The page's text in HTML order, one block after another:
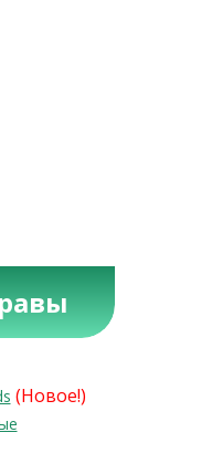
(Новое!)